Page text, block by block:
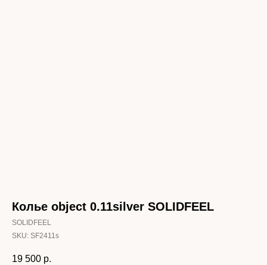
Колье object 0.11silver SOLIDFEEL
SOLIDFEEL
SKU: SF2411s
19 500 р.